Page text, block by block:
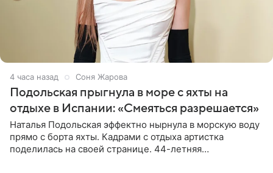
4 часа назад Соня Жарова
Подольская прыгнула в море с яхты на
отдыхе в Испании: «Смеяться разрешается»
Наталья Подольская эффектно нырнула в морскую воду
прямо с борта яхты. Кадрами с отдыха артистка
поделилась на своей странице. 44-летняя